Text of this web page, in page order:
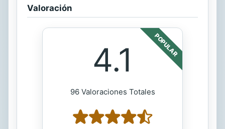
Valoración
POPULAR
4.1
96 Valoraciones Totales